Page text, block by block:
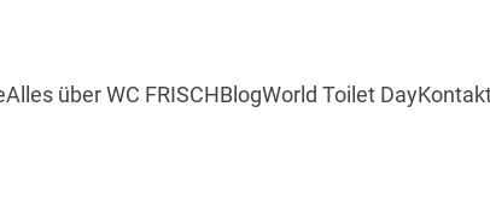
Alles über WC FRISCHBlogWorld Toilet Day